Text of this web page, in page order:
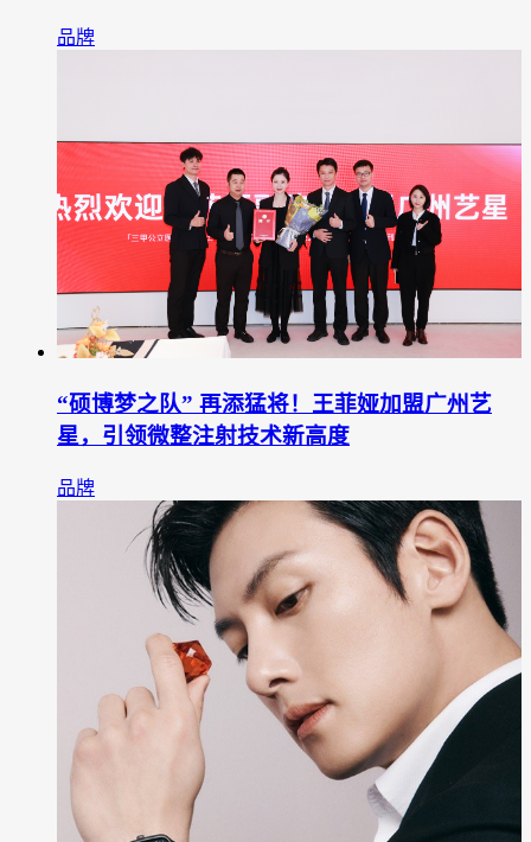
品牌
“硕博梦之队” 再添猛将！王菲娅加盟广州艺
星，引领微整注射技术新高度
品牌